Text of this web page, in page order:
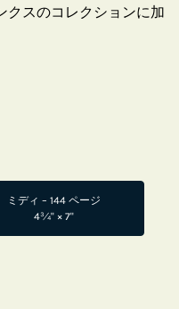
クスのコレクションに加
ミディ – 144 ページ
4¾" × 7"